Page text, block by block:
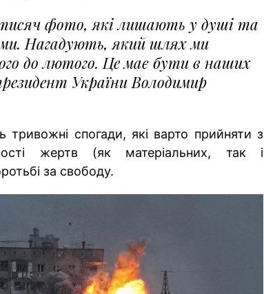
фото, які лишають у душі та
Нагадують, який шлях ми
до лютого. Це має бути в наших
України Володимир
тривожні спогади, які варто прийняти з
жертв (як матеріальних, так і
за свободу.